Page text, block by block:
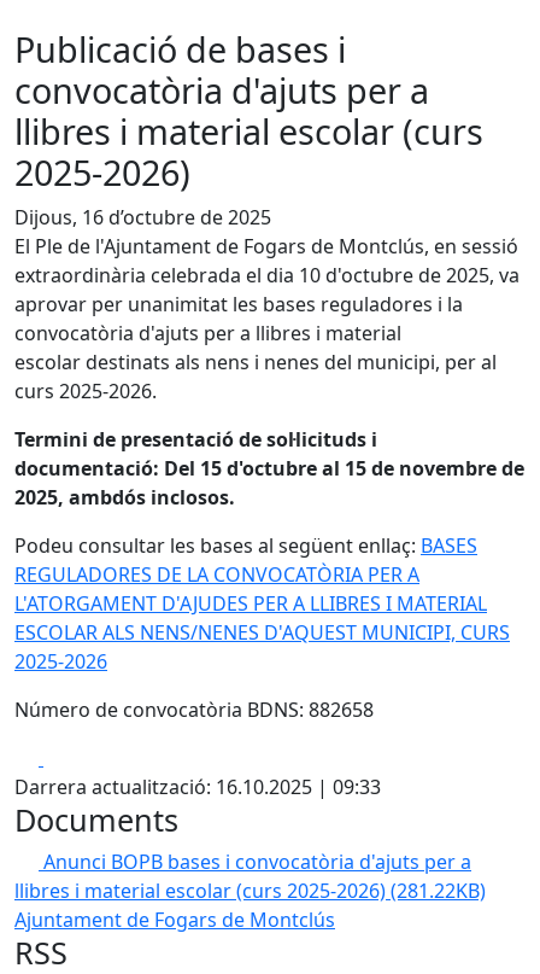
Publicació de bases i
convocatòria d'ajuts per a
llibres i material escolar (curs
2025-2026)
Dijous, 16 d’octubre de 2025
El Ple de l'Ajuntament de Fogars de Montclús, en sessió
extraordinària celebrada el dia 10 d'octubre de 2025, va
aprovar per unanimitat les bases reguladores i la
convocatòria d'ajuts per a llibres i material
escolar destinats als nens i nenes del municipi, per al
curs 2025-2026.
Termini de presentació de sol·licituds i
documentació: Del 15 d'octubre al 15 de novembre de
2025, ambdós inclosos.
Podeu consultar les bases al següent enllaç: BASES
REGULADORES DE LA CONVOCATÒRIA PER A
L'ATORGAMENT D'AJUDES PER A LLIBRES I MATERIAL
ESCOLAR ALS NENS/NENES D'AQUEST MUNICIPI, CURS
2025-2026
Número de convocatòria BDNS: 882658
Darrera actualització: 16.10.2025 | 09:33
Documents
Anunci BOPB bases i convocatòria d'ajuts per a
llibres i material escolar (curs 2025-2026)(281.22KB)
Ajuntament de Fogars de Montclús
RSS